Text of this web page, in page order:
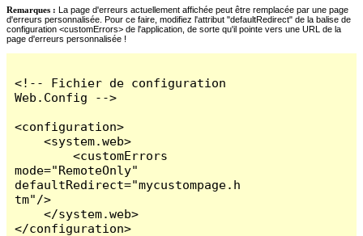
Remarques : La page d'erreurs actuellement affichée peut être remplacée par une page
d'erreurs personnalisée. Pour ce faire, modifiez l'attribut "defaultRedirect" de la balise de
configuration <customErrors> de l'application, de sorte qu'il pointe vers une URL de la
page d'erreurs personnalisée !
<!-- Fichier de configuration
Web.Config -->
<configuration>
    <system.web>
        <customErrors
mode="RemoteOnly"
defaultRedirect="mycustompage.h
tm"/>
    </system.web>
</configuration>